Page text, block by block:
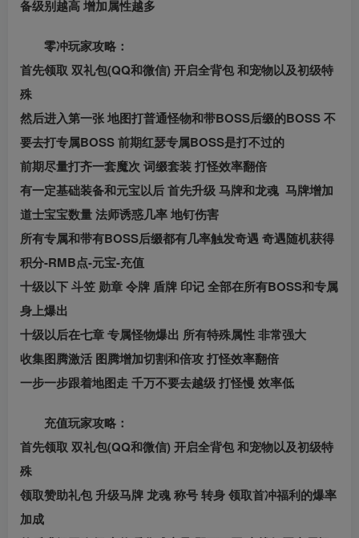
备级别越高 增加属性越多
零冲玩家攻略：
首先领取 双礼包(QQ和微信) 开启全背包 和宠物以及初级特
殊
然后进入第一张 地图打普通怪物和带BOSS后缀的BOSS 不
要去打专属BOSS 前期红瑟专属BOSS是打不过的
前期尽量打齐一套魔次 词缀套装 打怪效率翻倍
有一定基础装备和元宝以后 首先升级 马牌和龙魂 马牌增加
道士宝宝数量 法师诱惑几率 地钉伤害
所有专属和带有BOSS后缀都有几率触发奇遇 奇遇随机获得
积分-RMB点-元宝-充值
十级以下 斗笠 勋章 令牌 盾牌 印记 全部在所有BOSS和专属
身上爆出
十级以后在七章 专属怪物爆出 所有特殊属性 非常强大
收集图腾激活 图腾增加切割和倍攻 打怪效率翻倍
一步一步跟着地图走 千万不要去越级 打怪慢 效率低
充值玩家攻略：
首先领取 双礼包(QQ和微信) 开启全背包 和宠物以及初级特
殊
领取赞助礼包 升级马牌 龙魂 称号 转身 领取首冲福利的爆率
加成